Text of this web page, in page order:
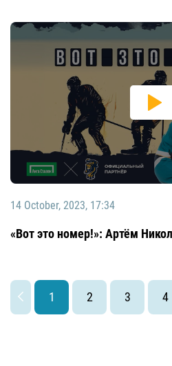
14 October, 2023, 17:34
«Вот это номер!»: Артём
1 2 3 4